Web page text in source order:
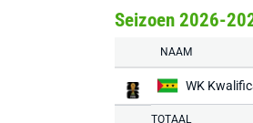
Seizoen 2026-
NAAM
WK
TOTAAL